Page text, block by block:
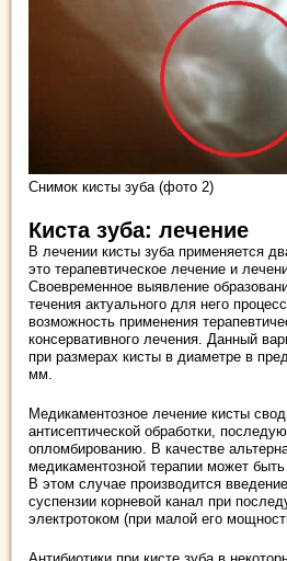
Снимок кисты зуба (фото 2)
Киста зуба: лечение
В лечении кисты зуба применяется
это терапевтическое лечение и
Своевременное выявление
течения актуального для него
возможность применения
консервативного лечения. Данный
при размерах кисты в диаметре в
мм.
Медикаментозное лечение кисты
антисептической обработки,
опломбированию. В качестве
медикаментозной терапии может
В этом случае производится
суспензии корневой канал при
электротоком (при малой его